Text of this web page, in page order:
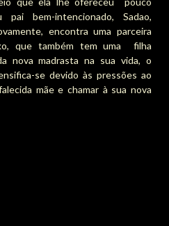
bem-intencionado, Sadao,
encontra uma parceira
que também tem uma filha
nova madrasta na sua vida, o
se devido às pressões ao
mãe e chamar à sua nova